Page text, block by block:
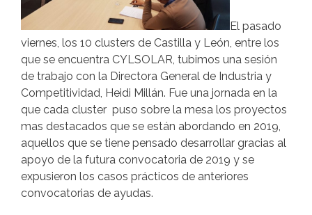
El pasado
viernes, los 10 clusters de Castilla y León, entre los
que se encuentra CYLSOLAR, tubimos una sesión
de trabajo con la Directora General de Industria y
Competitividad, Heidi Millán. Fue una jornada en la
que cada cluster puso sobre la mesa los proyectos
mas destacados que se están abordando en 2019,
aquellos que se tiene pensado desarrollar gracias al
apoyo de la futura convocatoria de 2019 y se
expusieron los casos prácticos de anteriores
convocatorias de ayudas.